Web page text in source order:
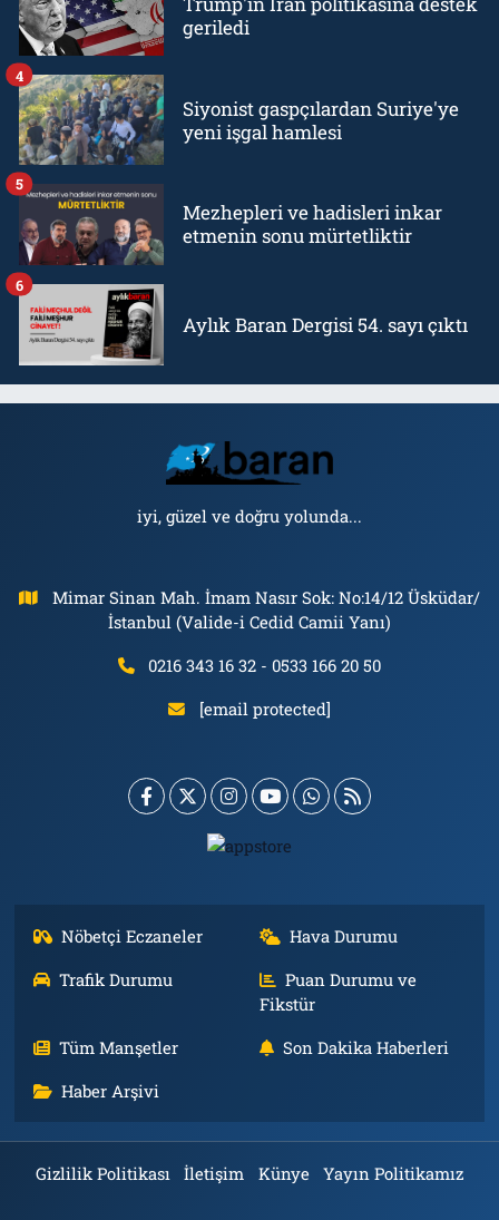
geriledi
Siyonist gaspçılardan Suriye'ye
yeni işgal hamlesi
4
Mezhepleri ve hadisleri inkar
etmenin sonu mürtetliktir
5
Aylık Baran Dergisi 54. sayı çıktı
6
iyi, güzel ve doğru yolunda...
Mimar Sinan Mah. İmam Nasır Sok: No:14/12 Üsküdar/
İstanbul (Valide-i Cedid Camii Yanı)
0216 343 16 32 - 0533 166 20 50
[email protected]
Nöbetçi Eczaneler
Hava Durumu
Trafik Durumu
Puan Durumu ve
Fikstür
Tüm Manşetler
Son Dakika Haberleri
Haber Arşivi
Gizlilik Politikası İletişim Künye Yayın Politikamız